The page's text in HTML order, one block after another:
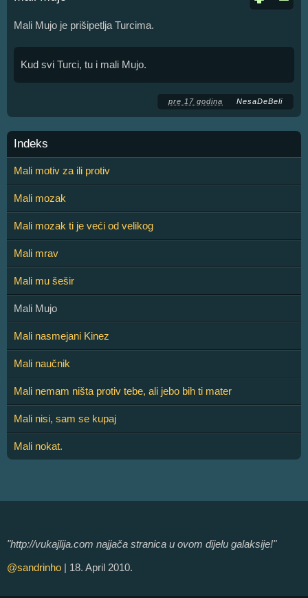
Mali Mujo je prišipetlja Turcima.
Kud svi Turci, tu i mali Mujo.
pre 17 godina NesaDeBeli
Indeks
Mali motiv za ili protiv
Mali mozak
Mali mozak ti je veći od velikog
Mali mrav
Mali mu šešir
Mali Mujo
Mali nasmejani Kinez
Mali naučnik
Mali nemam ništa protiv tebe, ali jebo bih ti mater
Mali nisi, sam se kupaj
Mali nokat.
"http://vukajlija.com najjača stranica u ovom dijelu galaksije!"
@sandrinho | 18. April 2010.